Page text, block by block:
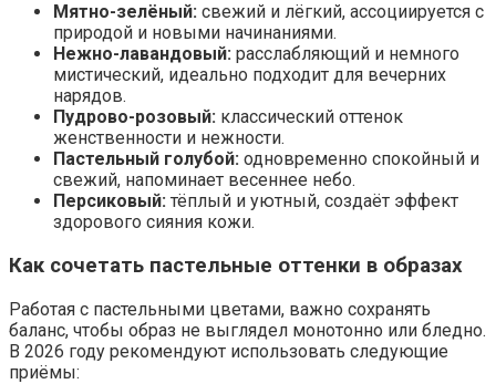
Мятно-зелёный: свежий и лёгкий, ассоциируется с
природой и новыми начинаниями.
Нежно-лавандовый: расслабляющий и немного
мистический, идеально подходит для вечерних
нарядов.
Пудрово-розовый: классический оттенок
женственности и нежности.
Пастельный голубой: одновременно спокойный и
свежий, напоминает весеннее небо.
Персиковый: тёплый и уютный, создаёт эффект
здорового сияния кожи.
Как сочетать пастельные оттенки в образах
Работая с пастельными цветами, важно сохранять
баланс, чтобы образ не выглядел монотонно или бледно.
В 2026 году рекомендуют использовать следующие
приёмы: